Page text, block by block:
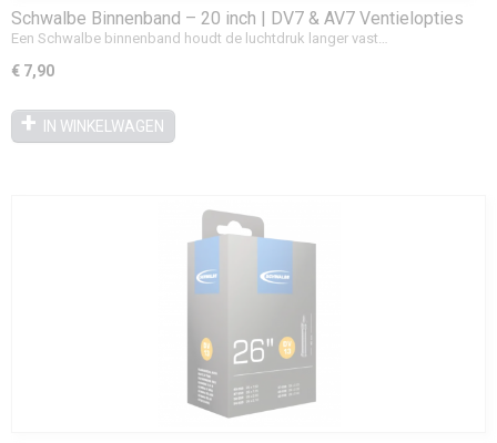
Schwalbe Binnenband – 20 inch | DV7 & AV7 Ventielopties
Een Schwalbe binnenband houdt de luchtdruk langer vast…
€ 7,90
IN WINKELWAGEN